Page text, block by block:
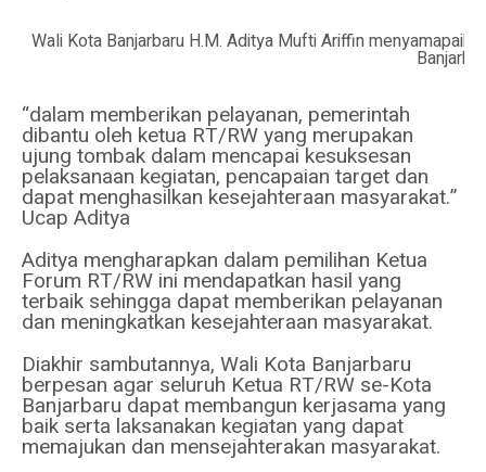
Wali Kota Banjarbaru H.M. Aditya Mufti Ariffin
“dalam memberikan pelayanan, pemerintah
dibantu oleh ketua RT/RW yang merupakan
ujung tombak dalam mencapai kesuksesan
pelaksanaan kegiatan, pencapaian target dan
dapat menghasilkan kesejahteraan masyarakat.”
Ucap Aditya
Aditya mengharapkan dalam pemilihan Ketua
Forum RT/RW ini mendapatkan hasil yang
terbaik sehingga dapat memberikan pelayanan
dan meningkatkan kesejahteraan masyarakat.
Diakhir sambutannya, Wali Kota Banjarbaru
berpesan agar seluruh Ketua RT/RW se-Kota
Banjarbaru dapat membangun kerjasama yang
baik serta laksanakan kegiatan yang dapat
memajukan dan mensejahterakan masyarakat.